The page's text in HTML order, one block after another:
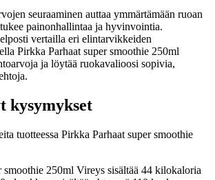
seuraaminen auttaa ymmärtämään ruoan
painonhallintaa ja hyvinvointia.
vertailla eri elintarvikkeiden
Pirkka Parhaat super smoothie 250ml
ja löytää ruokavalioosi sopivia,
kysymykset
tuotteessa Pirkka Parhaat super smoothie
smoothie 250ml Vireys sisältää 44 kilokaloria